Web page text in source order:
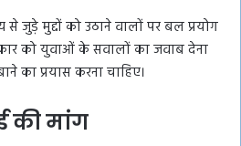
से जुड़े मुद्दों को उठाने वालों पर बल प्रयोग
को युवाओं के सवालों का जवाब देना
का प्रयास करना चाहिए।
की मांग